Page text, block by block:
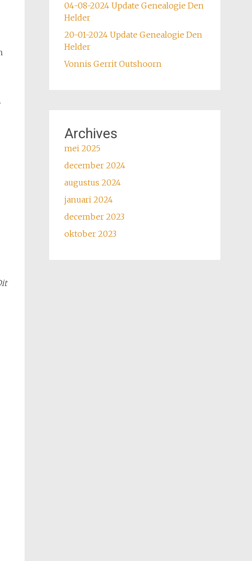
.
04-08-2024 Update Genealogie Den
Helder
20-01-2024 Update Genealogie Den
Helder
Vonnis Gerrit Outshoorn
Archives
mei 2025
december 2024
augustus 2024
januari 2024
december 2023
oktober 2023